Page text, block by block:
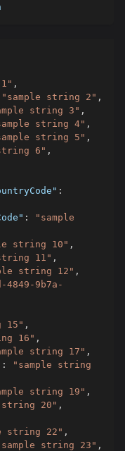
,
"sample string 2" ,
string 3" ,
string 4" ,
string 5" ,
6" ,
:
:
"sample
string 10" ,
11" ,
string 12" ,
4849-9b7a-
15" ,
16" ,
string 17" ,
:
"sample string
string 19" ,
string 20" ,
string 22" ,
string 23" ,